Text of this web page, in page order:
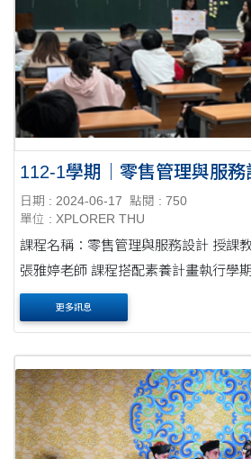
112-1學期｜零售管理與服務
日期 : 2024-06-17
點閱 : 750
單位 : XPLORER THU
課程名稱：零售管理與服務設計 授課教師：企管系謝佩珊、
張雅婷老師 課程搭配素養計畫執行學期：112-1學期 # 透過
設計思考工作坊進行分析顧客歷程、找
會 ....
更多訊息